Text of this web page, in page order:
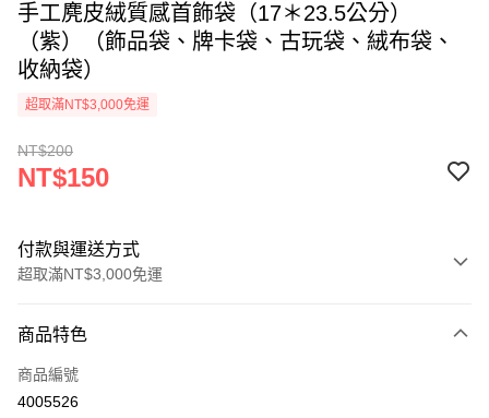
手工麂皮絨質感首飾袋（17＊23.5公分）
（紫）（飾品袋、牌卡袋、古玩袋、絨布袋、
收納袋）
超取滿NT$3,000免運
NT$200
NT$150
付款與運送方式
超取滿NT$3,000免運
信用卡一次付款
超商取貨付款
商品特色
商品編號
4005526